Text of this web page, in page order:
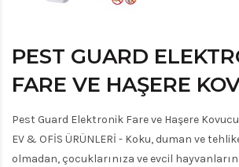
PEST GUARD
FARE VE HAŞERE
Pest Guard Elektronik Fare ve Haşere
EV & OFİS ÜRÜNLERİ - Koku, duman ve
olmadan, çocuklarınıza ve evcil